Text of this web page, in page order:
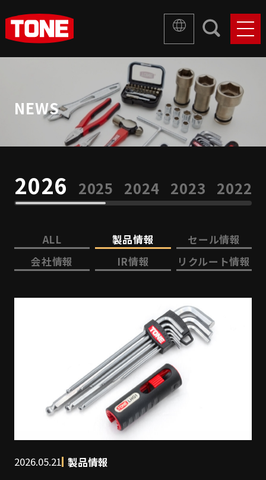
NEWS
2026 2025 2024 2023 2022
ALL 製品情報
セール情報
会社情報
IR情報 リクルート情報
2026.05.21 製品情報